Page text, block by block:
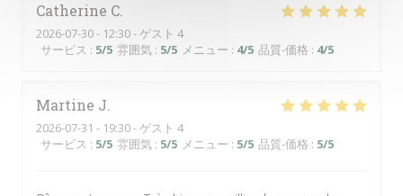
Catherine C
2026-07-30- 12:30 - ゲスト 4
サービス : 5/5 雰囲気 : 5/5 メニュー : 4/5 品質-価格 : 4/5
Martine J
2026-07-31 - 19:30 - ゲスト 4
サービス : 5/5 雰囲気 : 5/5 メニュー : 5/5 品質-価格 : 5/5